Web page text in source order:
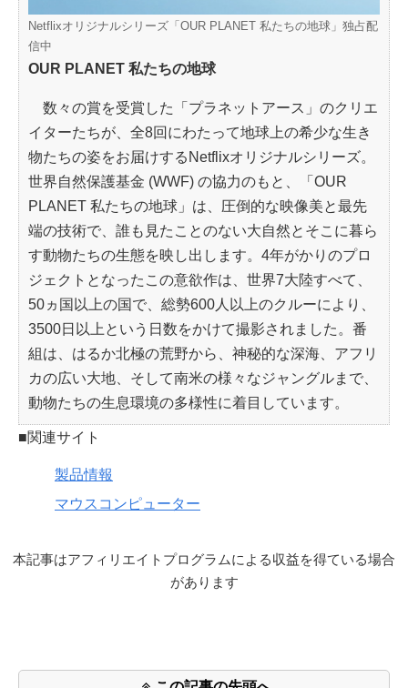
Netflixオリジナルシリーズ「OUR PLANET 私たちの地球」独占配
信中
OUR PLANET 私たちの地球
数々の賞を受賞した「プラネットアース」のクリエ
イターたちが、全8回にわたって地球上の希少な生き
物たちの姿をお届けするNetflixオリジナルシリーズ。
世界自然保護基金 (WWF) の協力のもと、「OUR
PLANET 私たちの地球」は、圧倒的な映像美と最先
端の技術で、誰も見たことのない大自然とそこに暮ら
す動物たちの生態を映し出します。4年がかりのプロ
ジェクトとなったこの意欲作は、世界7大陸すべて、
50ヵ国以上の国で、総勢600人以上のクルーにより、
3500日以上という日数をかけて撮影されました。番
組は、はるか北極の荒野から、神秘的な深海、アフリ
カの広い大地、そして南米の様々なジャングルまで、
動物たちの生息環境の多様性に着目しています。
■関連サイト
製品情報
マウスコンピューター
本記事はアフィリエイトプログラムによる収益を得ている場合
があります